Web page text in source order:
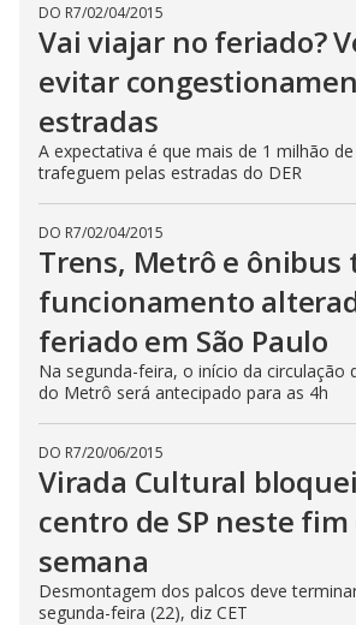
DO R7/02/04/2015
Vai viajar no feriado?
evitar
estradas
A expectativa é que mais de 1 milhão
trafeguem pelas estradas do DER
DO R7/02/04/2015
Trens, Metrô e ônibus
funcionamento
feriado em São Paulo
Na segunda-feira, o início da circulação
do Metrô será antecipado para as 4h
DO R7/20/06/2015
Virada Cultural
centro de SP neste fim
semana
Desmontagem dos palcos deve
segunda-feira (22), diz CET